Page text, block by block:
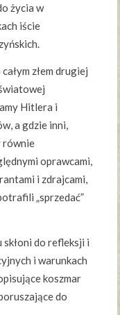
życia w
iście
złem drugiej
Hitlera i
a gdzie inni,
równie
oprawcami,
i zdrajcami,
„sprzedać”
do refleksji i
i warunkach
koszmar
do